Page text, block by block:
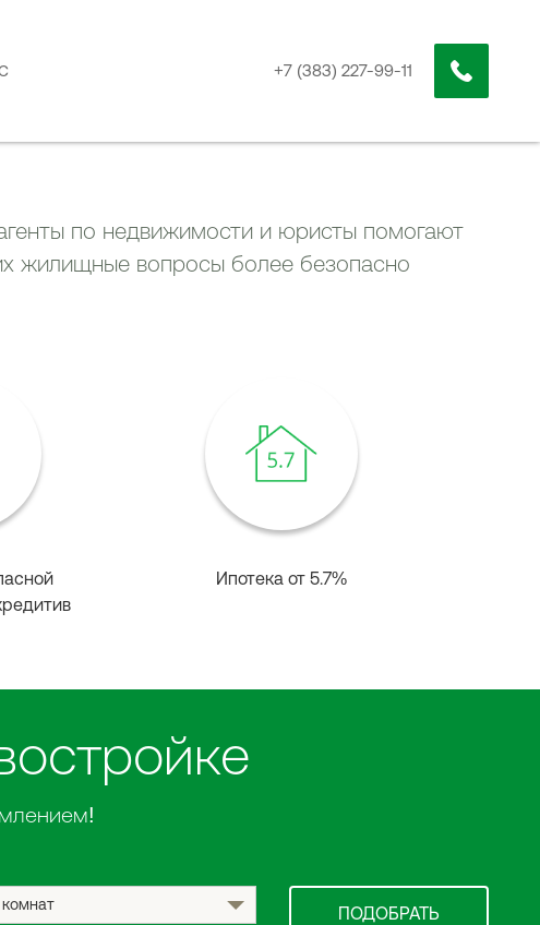
+7 (383) 227-99-11
по недвижимости и юристы помогают
жилищные вопросы более безопасно
Ипотека от 5.7%
ПОДОБРАТЬ